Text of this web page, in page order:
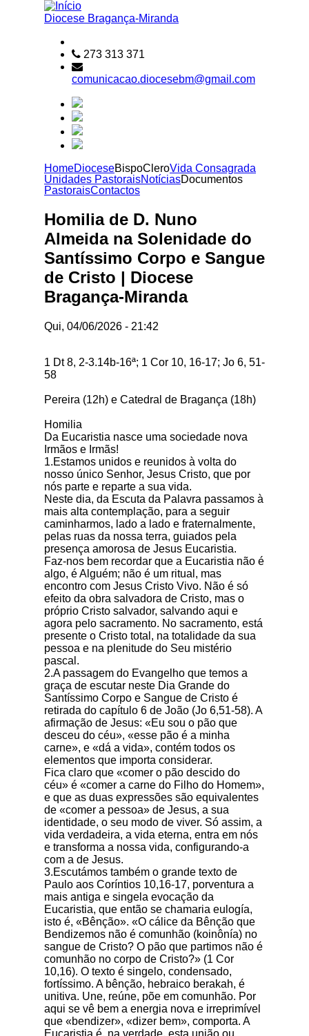
Passar para o conteúdo principal
Diocese Bragança-Miranda
273 313 371
comunicacao.diocesebm@gmail.com
HomeDioceseBispoCleroVida Consagrada
Unidades PastoraisNotíciasDocumentos
PastoraisContactos
Homilia de D. Nuno
Almeida na Solenidade do
Santíssimo Corpo e Sangue
de Cristo | Diocese
Bragança-Miranda
Qui, 04/06/2026 - 21:42
1 Dt 8, 2-3.14b-16ª; 1 Cor 10, 16-17; Jo 6, 51-
58
Pereira (12h) e Catedral de Bragança (18h)
Homilia
Da Eucaristia nasce uma sociedade nova
Irmãos e Irmãs!
1.Estamos unidos e reunidos à volta do
nosso único Senhor, Jesus Cristo, que por
nós parte e reparte a sua vida.
Neste dia, da Escuta da Palavra passamos à
mais alta contemplação, para a seguir
caminharmos, lado a lado e fraternalmente,
pelas ruas da nossa terra, guiados pela
presença amorosa de Jesus Eucaristia.
Faz-nos bem recordar que a Eucaristia não é
algo, é Alguém; não é um ritual, mas
encontro com Jesus Cristo Vivo. Não é só
efeito da obra salvadora de Cristo, mas o
próprio Cristo salvador, salvando aqui e
agora pelo sacramento. No sacramento, está
presente o Cristo total, na totalidade da sua
pessoa e na plenitude do Seu mistério
pascal.
2.A passagem do Evangelho que temos a
graça de escutar neste Dia Grande do
Santíssimo Corpo e Sangue de Cristo é
retirada do capítulo 6 de João (Jo 6,51-58). A
afirmação de Jesus: «Eu sou o pão que
desceu do céu», «esse pão é a minha
carne», e «dá a vida», contém todos os
elementos que importa considerar.
Fica claro que «comer o pão descido do
céu» é «comer a carne do Filho do Homem»,
e que as duas expressões são equivalentes
de «comer a pessoa» de Jesus, a sua
identidade, o seu modo de viver. Só assim, a
vida verdadeira, a vida eterna, entra em nós
e transforma a nossa vida, configurando-a
com a de Jesus.
3.Escutámos também o grande texto de
Paulo aos Coríntios 10,16-17, porventura a
mais antiga e singela evocação da
Eucaristia, que então se chamaria eulogía,
isto é, «Bênção». «O cálice da Bênção que
Bendizemos não é comunhão (koinônía) no
sangue de Cristo? O pão que partimos não é
comunhão no corpo de Cristo?» (1 Cor
10,16). O texto é singelo, condensado,
fortíssimo. A bênção, hebraico berakah, é
unitiva. Une, reúne, põe em comunhão. Por
aqui se vê bem a energia nova e irreprimível
que «bendizer», «dizer bem», comporta. A
Eucaristia é, na verdade, esta união ou